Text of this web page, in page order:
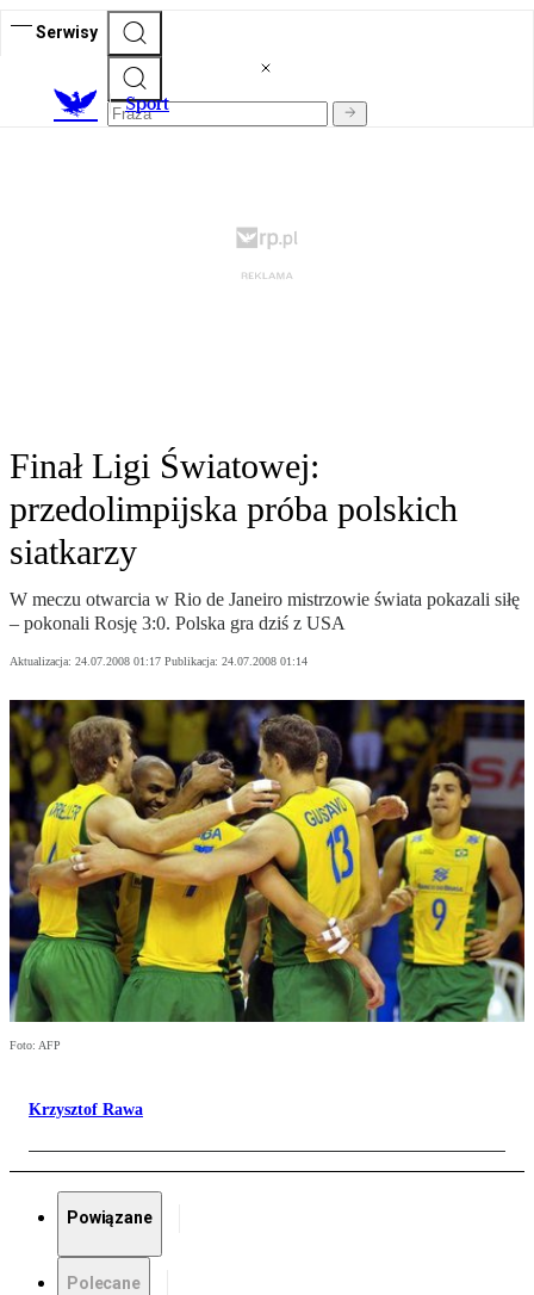
Serwisy
Sport
Finał Ligi Światowej:
przedolimpijska próba polskich
siatkarzy
W meczu otwarcia w Rio de Janeiro mistrzowie świata pokazali siłę
– pokonali Rosję 3:0. Polska gra dziś z USA
Aktualizacja: 24.07.2008 01:17 Publikacja: 24.07.2008 01:14
Foto: AFP
Krzysztof Rawa
Powiązane
Polecane